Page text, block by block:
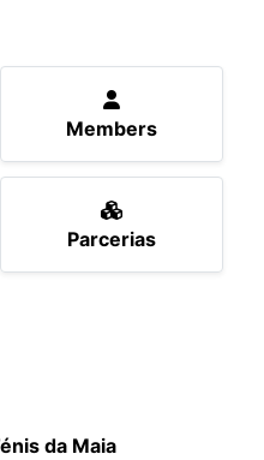
Members
Parcerias
da Maia